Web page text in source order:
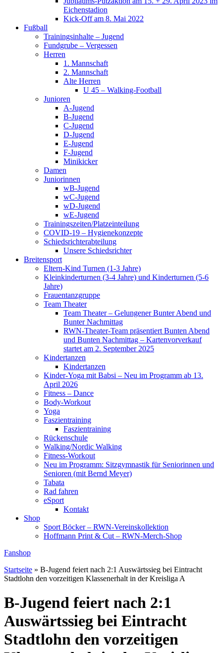
Eichenstadion
Kick-Off am 8. Mai 2022
Fußball
Trainingsinhalte – Jugend
Fundgrube – Vergessen
Herren
1. Mannschaft
2. Mannschaft
Alte Herren
U 45 – Walking-Football
Junioren
A-Jugend
B-Jugend
C-Jugend
D-Jugend
E-Jugend
F-Jugend
Minikicker
Damen
Juniorinnen
wB-Jugend
wC-Jugend
wD-Jugend
wE-Jugend
Trainingszeiten/Platzeinteilung
COVID-19 – Hygienekonzepte
Schiedsrichterabteilung
Unsere Schiedsrichter
Breitensport
Eltern-Kind Turnen (1-3 Jahre)
Kleinkinderturnen (3-4 Jahre) und Kinderturnen (5-6
Jahre)
Frauentanzgruppe
Team Theater
Team Theater – Gelungener Bunter Abend und
Bunter Nachmittag
RWN-Theater-Team präsentiert Bunten Abend
und Bunten Nachmittag – Kartenvorverkauf
startet am 2. September 2025
Kindertanzen
Kindertanzen
Kinder-Yoga mit Babsi – Neu im Programm ab 13.
April 2026
Fitness – Dance
Body-Workout
Yoga
Faszientraining
Faszientraining
Rückenschule
Walking/Nordic Walking
Fitness-Workout
Neu im Programm: Sitzgymnastik für Seniorinnen und
Senioren (mit Bernd Meyer)
Tabata
Rad fahren
eSport
Kontakt
Shop
Sport Böcker – RWN-Vereinskollektion
Hoffmann Print & Cut – RWN-Merch-Shop
Fanshop
Startseite » B-Jugend feiert nach 2:1 Auswärtssieg bei Eintracht
Stadtlohn den vorzeitigen Klassenerhalt in der Kreisliga A
B-Jugend feiert nach 2:1
Auswärtssieg bei Eintracht
Stadtlohn den vorzeitigen